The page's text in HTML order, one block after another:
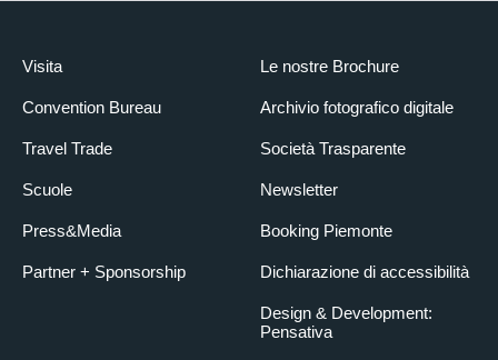
Visita
Convention Bureau
Travel Trade
Scuole
Press&Media
Partner + Sponsorship
Le nostre Brochure
Archivio fotografico digitale
Società Trasparente
Newsletter
Booking Piemonte
Dichiarazione di accessibilità
Design & Development:
Pensativa